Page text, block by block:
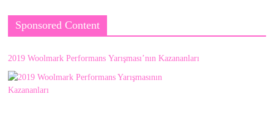
Sponsored Content
2019 Woolmark Performans Yarışması’nın Kazananları